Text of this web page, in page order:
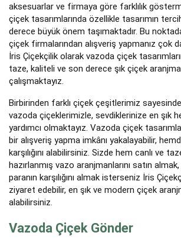
aksesuarlar ve firmaya göre farklılık
çiçek tasarımlarında özellikle tasarımın
derece büyük önem taşımaktadır. Bu
çiçek firmalarından alışveriş yapmanız çok
İris Çiçekçilik olarak vazoda çiçek
taze, kaliteli ve son derece şık çiçek
çalışmaktayız.
Birbirinden farklı çiçek çeşitlerimiz sayesinde
vazoda çiçeklerimizle, sevdiklerinize en şık
yardımcı olmaktayız. Vazoda çiçek
bir alışveriş yapma imkânı yakalayabilir,
karşılığını alabilirsiniz. Sizde hem canlı ve
hazırlanmış vazo aranjmanlarını satın
paranın karşılığını almak isterseniz İris
ziyaret edebilir, en şık ve modern çiçek
alabilirsiniz.
Vazoda Çiçek Gönder